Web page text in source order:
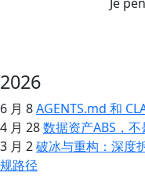
2026
6 月 8AGENTS.md 和
4 月 28数据资产ABS，
3 月 2破冰与重构：深度
规路径